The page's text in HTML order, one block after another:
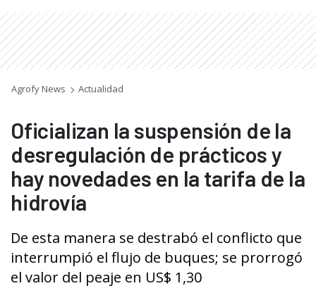
Agrofy News Actualidad
Oficializan la suspensión de la
desregulación de prácticos y
hay novedades en la tarifa de la
hidrovía
De esta manera se destrabó el conflicto que
interrumpió el flujo de buques; se prorrogó
el valor del peaje en US$ 1,30